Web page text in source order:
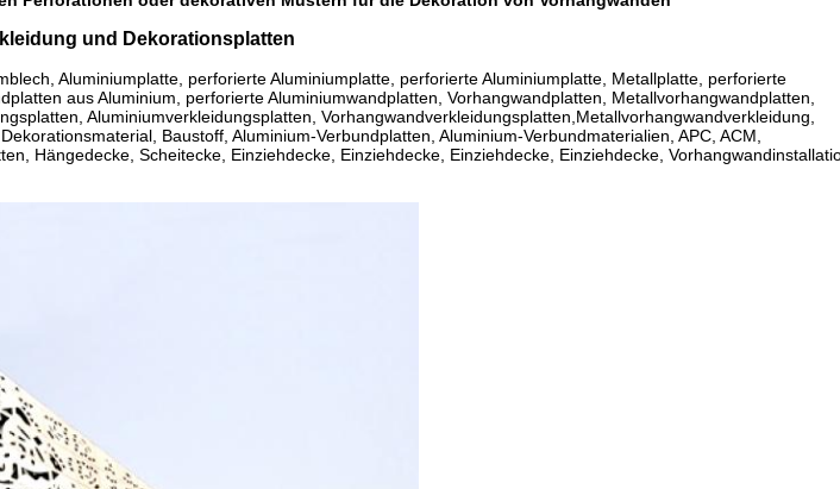
und Dekorationsplatten
Aluminiumplatte, perforierte Aluminiumplatte, perforierte Aluminiumplatte, Metallplatte, perforierte
aus Aluminium, perforierte Aluminiumwandplatten, Vorhangwandplatten, Metallvorhangwandplatten,
Aluminiumverkleidungsplatten, Vorhangwandverkleidungsplatten,Metallvorhangwandverkleidung,
Baustoff, Aluminium-Verbundplatten, Aluminium-Verbundmaterialien, APC, ACM,
Hängedecke, Scheitecke, Einziehdecke, Einziehdecke, Einziehdecke, Einziehdecke,